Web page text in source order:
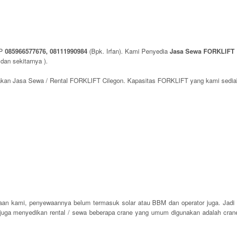
085966577676, 08111990984 (Bpk. Irfan). Kami Penyedia Jasa Sewa
sekitarnya ).
Jasa Sewa / Rental FORKLIFT Cilegon. Kapasitas FORKLIFT yang kami
kami, penyewaannya belum termasuk solar atau BBM dan operator juga.
menyedikan rental / sewa beberapa crane yang umum digunakan adalah